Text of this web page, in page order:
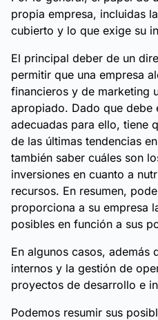
propia empresa, incluidas
cubierto y lo que exige su
El principal deber de un
permitir que una empresa
financieros y de marketing
apropiado. Dado que debe
adecuadas para ello, tiene
de las últimas tendencias
también saber cuáles son
inversiones en cuanto a
recursos. En resumen,
proporciona a su empresa
posibles en función a sus
En algunos casos, además
internos y la gestión de
proyectos de desarrollo e
Podemos resumir sus